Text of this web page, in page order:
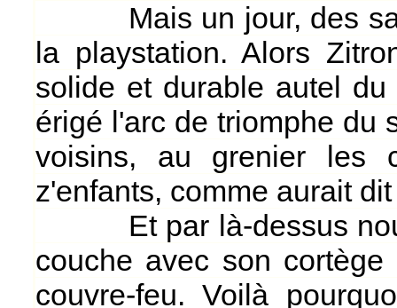
Mais un jour, des
la playstation. Alors
solide et durable autel
érigé l'arc de triomphe du
voisins, au grenier les
z'enfants, comme aurait
Et par là-dessus nous
couche avec son
couvre-feu. Voilà